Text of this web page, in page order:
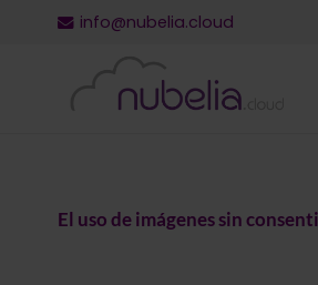
info@nubelia.cloud
El uso de imágenes sin